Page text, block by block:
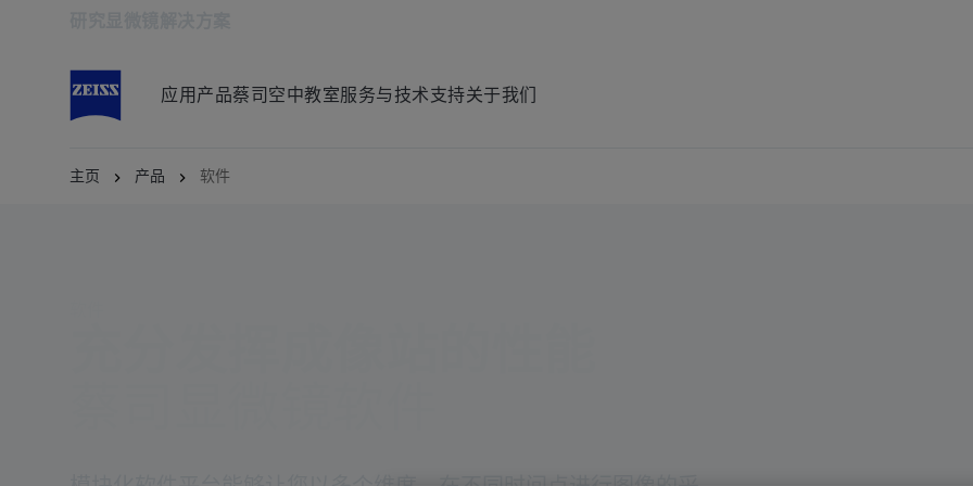
应用 产品蔡司空中教室服务与技术支持关于我们
主页 产品 软件